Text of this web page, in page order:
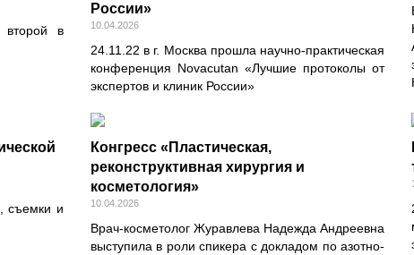
второй в
России»
10.04.2026
24.11.22 в г. Москва прошла научно-практическая
конференция Novacutan «Лучшие протоколы от
экспертов и клиник России»
съемки и
Конгресс «Пластическая,
реконструктивная хирургия и
косметология»
10.04.2026
Врач-косметолог Журавлева Надежда Андреевна
выступила в роли спикера с докладом по азотно-